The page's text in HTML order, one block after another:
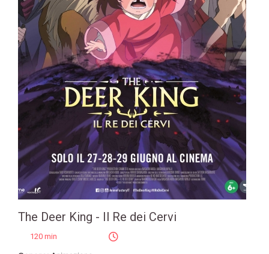
The Deer King - Il Re dei Cervi
120 min